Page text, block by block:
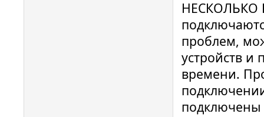
НЕСКОЛЬКО
проблем,
устройств и
времени.
подключены